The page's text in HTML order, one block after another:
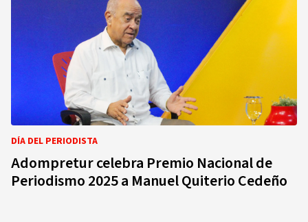
DÍA DEL PERIODISTA
Adompretur celebra Premio Nacional de
Periodismo 2025 a Manuel Quiterio Cedeño